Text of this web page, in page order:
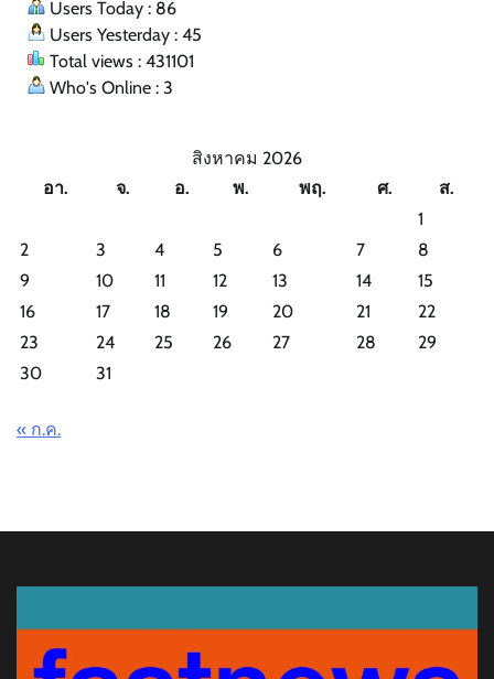
Users Today : 86
Users Yesterday : 45
Total views : 431101
Who's Online : 3
สิงหาคม 2026
อา.
จ. อ. พ. พฤ. ศ.
ส.
1
2
3 4 5 6 7
8
9
10 11 12 13 14
15
16
17 18 19 20 21
22
23
24 25 26 27 28
29
30
31
« ก.ค.